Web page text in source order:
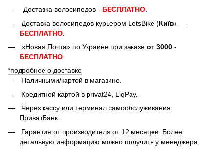
Доставка велосипедов - БЕСПЛАТНО.
Доставка велосипедов курьером LetsBike (Київ) —
БЕСПЛАТНО
«Новая Почта» по Украине при заказе от 3000 -
БЕСПЛАТНО
*подробнее о доставке
Наличными/картой в магазине.
Кредитной картой в privat24, LiqPay.
Через кассу или терминал самообслуживания
ПриватБанк.
Гарантия от производителя от 12 месяцев. Более
детальную информацию можно получить у менеджера.